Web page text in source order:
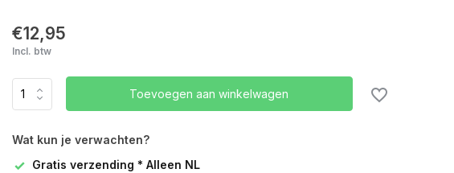
€12,95
Incl. btw
Toevoegen aan winkelwagen
Wat kun je verwachten?
Gratis verzending * Alleen NL